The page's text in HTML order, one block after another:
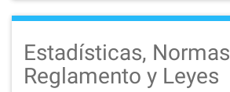
Estadísticas,
Reglamento y Leyes